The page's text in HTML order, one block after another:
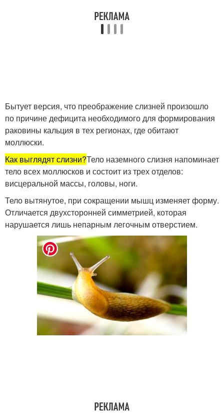
Бытует версия, что преображение слизней произошло
по причине дефицита необходимого для формирования
раковины кальция в тех регионах, где обитают
моллюски.
Как выглядят слизни?Тело наземного слизня напоминает
тело всех моллюсков и состоит из трех отделов:
висцеральной массы, головы, ноги.
Тело вытянутое, при сокращении мышц изменяет форму.
Отличается двухсторонней симметрией, которая
нарушается лишь непарным легочным отверстием.